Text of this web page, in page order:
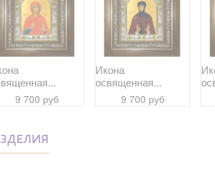
9 700 руб
Икона
освященная...
9 700 руб